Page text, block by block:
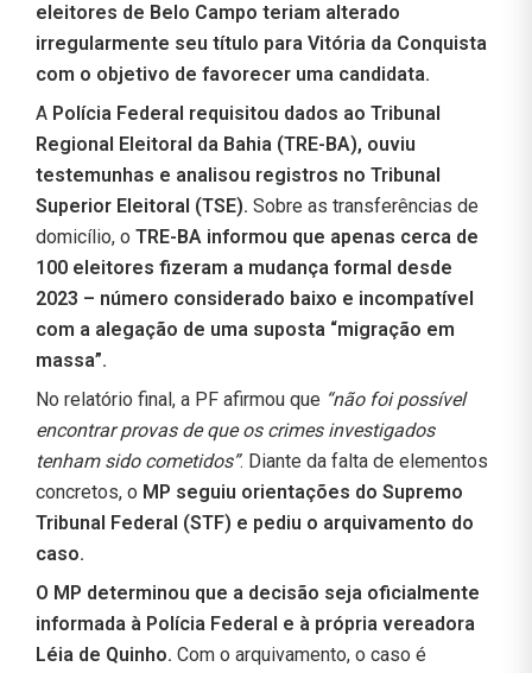
eleitores de Belo Campo teriam alterado
irregularmente seu título para Vitória da Conquista
com o objetivo de favorecer uma candidata.
A Polícia Federal requisitou dados ao Tribunal
Regional Eleitoral da Bahia (TRE-BA), ouviu
testemunhas e analisou registros no Tribunal
Superior Eleitoral (TSE). Sobre as transferências de
domicílio, o TRE-BA informou que apenas cerca de
100 eleitores fizeram a mudança formal desde
2023 – número considerado baixo e incompatível
com a alegação de uma suposta “migração em
massa”.
No relatório final, a PF afirmou que “não foi possível
encontrar provas de que os crimes investigados
tenham sido cometidos”. Diante da falta de elementos
concretos, o MP seguiu orientações do Supremo
Tribunal Federal (STF) e pediu o arquivamento do
caso.
O MP determinou que a decisão seja oficialmente
informada à Polícia Federal e à própria vereadora
Léia de Quinho. Com o arquivamento, o caso é